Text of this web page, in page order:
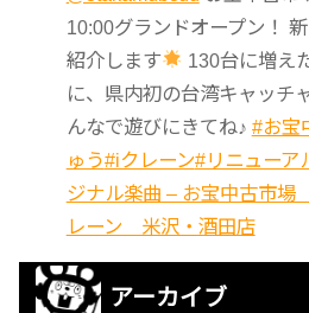
10:00グランドオープン！
紹介します
130台に増え
に、県内初の台湾キャッチ
んなで遊びにきてね♪ #お宝
ゅう#iクレーン#リニューア
ジナル楽曲 – お宝中古市
レーン 米沢・酒田店
アーカイブ